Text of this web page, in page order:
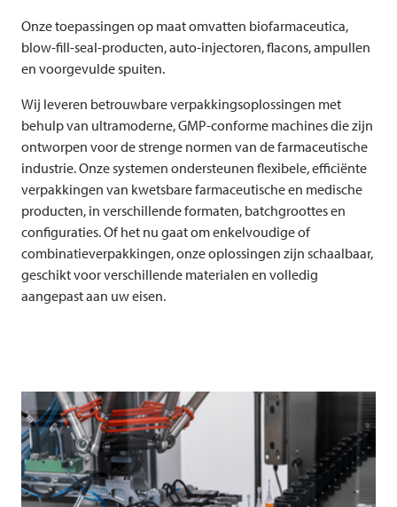
Onze toepassingen op maat omvatten biofarmaceutica,
blow-fill-seal-producten, auto-injectoren, flacons, ampullen
en voorgevulde spuiten.
Wij leveren betrouwbare verpakkingsoplossingen met
behulp van ultramoderne, GMP-conforme machines die zijn
ontworpen voor de strenge normen van de farmaceutische
industrie. Onze systemen ondersteunen flexibele, efficiënte
verpakkingen van kwetsbare farmaceutische en medische
producten, in verschillende formaten, batchgroottes en
configuraties. Of het nu gaat om enkelvoudige of
combinatieverpakkingen, onze oplossingen zijn schaalbaar,
geschikt voor verschillende materialen en volledig
aangepast aan uw eisen.